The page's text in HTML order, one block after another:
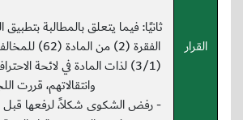
القرار
ثانيًا: فيما يتعلق بالمطالبة بتطبيق
الفقرة (2) من
(3/1) لذات المادة في لائحة
وانتقالاتهم، قررت
- رفض الشكوى شكلاً، لرفعها